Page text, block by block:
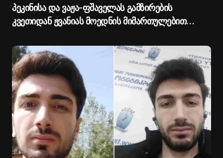
პეკინისა და ვაჟა-ფშაველას გამზირების
კვეთიდან ჟვანიას მოედნის მიმართულებით
მერია